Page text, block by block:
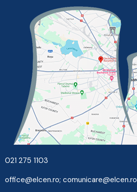
021 275 1103
office@elcen.ro; comunicare@elcen.ro